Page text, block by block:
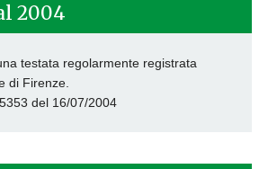
2004
testata regolarmente registrata
di Firenze.
del 16/07/2004